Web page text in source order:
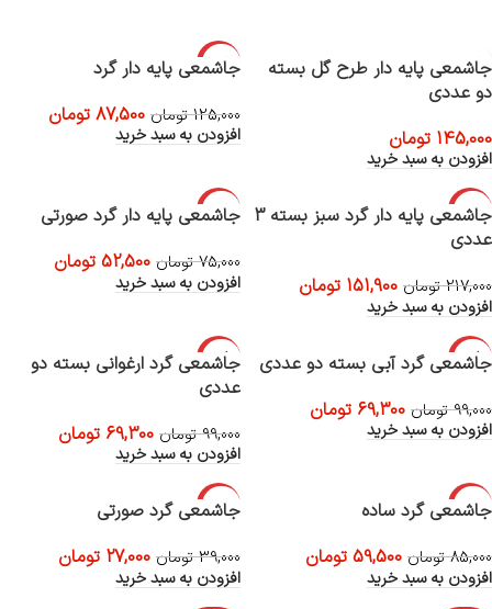
جاشمعی پایه دار طرح گل بسته
دو عددی
145,000 تومان
افزودن به سبد خرید
-30%
جاشمعی پایه دار گرد
125,000 تومان 87,500 تومان
افزودن به سبد خرید
-30%
جاشمعی پایه دار گرد سبز بسته 3
عددی
217,000 تومان 151,900 تومان
افزودن به سبد خرید
-30%
جاشمعی پایه دار گرد صورتی
75,000 تومان 52,500 تومان
افزودن به سبد خرید
-30%
جاشمعی گرد آبی بسته دو عددی
99,000 تومان 69,300 تومان
افزودن به سبد خرید
-30%
جاشمعی گرد ارغوانی بسته دو
عددی
99,000 تومان 69,300 تومان
افزودن به سبد خرید
-30%
جاشمعی گرد ساده
85,000 تومان 59,500 تومان
افزودن به سبد خرید
-31%
جاشمعی گرد صورتی
39,000 تومان 27,000 تومان
افزودن به سبد خرید